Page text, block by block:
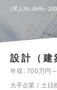
求人No.AHN--
設計（建
年収
700万円
大手企業
土日